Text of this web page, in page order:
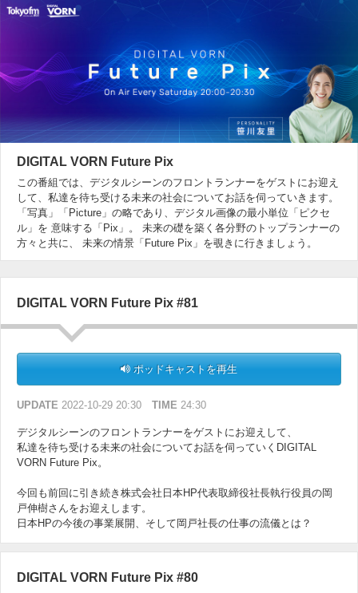
DIGITAL VORN Future Pix
この番組では、デジタルシーンのフロントランナーをゲストにお迎え
して、私達を待ち受ける未来の社会についてお話を伺っていきます。
「写真」「Picture」の略であり、デジタル画像の最小単位「ピクセ
ル」を 意味する「Pix」。 未来の礎を築く各分野のトップランナーの
方々と共に、 未来の情景「Future Pix」を覗きに行きましょう。
DIGITAL VORN Future Pix #81
ポッドキャストを再生
UPDATE 2022-10-29 20:30 TIME 24:30
デジタルシーンのフロントランナーをゲストにお迎えして、
私達を待ち受ける未来の社会についてお話を伺っていくDIGITAL
VORN Future Pix。
今回も前回に引き続き株式会社日本HP代表取締役社長執行役員の岡
戸伸樹さんをお迎えします。
日本HPの今後の事業展開、そして岡戸社長の仕事の流儀とは？
DIGITAL VORN Future Pix #80